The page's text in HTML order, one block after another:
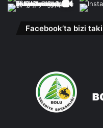
Facebook’ta bizi